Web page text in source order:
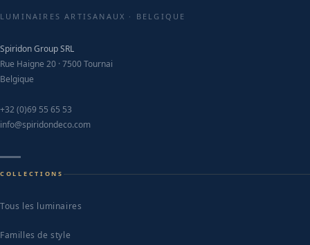
LUMINAIRES ARTISANAUX · BELGIQUE
Spiridon Group SRL
Rue Haigne 20 · 7500 Tournai
Belgique
+32 (0)69 55 65 53
info@spiridondeco.com
COLLECTIONS
Tous les luminaires
Familles de style